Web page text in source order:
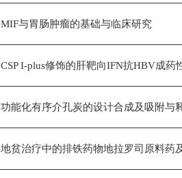
MIF与胃肠肿瘤的基础与临床研究
CSP I-plus修饰的肝靶向IFN抗HBV成药
功能化有序介孔炭的设计合成及吸附与
地贫治疗中的排铁药物地拉罗司原料药